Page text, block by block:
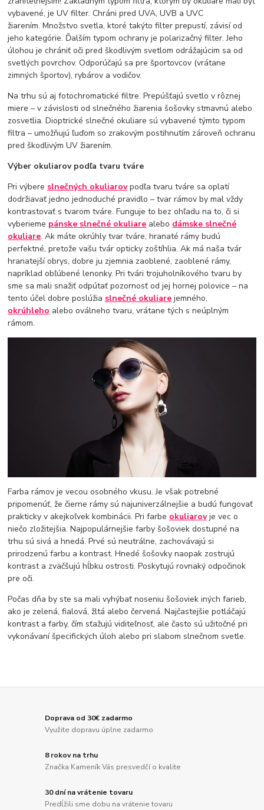
vybavené, je UV filter. Chráni pred UVA, UVB a UVC
žiarením. Množstvo svetla, ktoré takýto filter prepustí, závisí od
jeho kategórie. Ďalším typom ochrany je polarizačný filter. Jeho
úlohou je chrániť oči pred škodlivým svetlom odrážajúcim sa od
svetlých povrchov. Odporúčajú sa pre športovcov (vrátane
zimných športov), ​​rybárov a vodičov.
Na trhu sú aj fotochromatické filtre. Prepúšťajú svetlo v rôznej
miere – v závislosti od slnečného žiarenia šošovky stmavnú alebo
zosvetlia. Dioptrické slnečné okuliare sú vybavené týmto typom
filtra – umožňujú ľuďom so zrakovým postihnutím zároveň ochranu
pred škodlivým UV žiarením.
Výber okuliarov podľa tvaru tváre
Pri výbere slnečných okuliarovpodľa tvaru tváre sa oplatí
dodržiavať jedno jednoduché pravidlo – tvar rámov by mal vždy
kontrastovať s tvarom tváre. Funguje to bez ohľadu na to, či si
vyberieme pánske slnečné okuliare alebo dámske slnečné
okuliare. Ak máte okrúhly tvar tváre, hranaté rámy budú
perfektné, pretože vašu tvár opticky zoštíhlia. Ak má naša tvár
hranatejší obrys, dobre ju zjemnia zaoblené, zaoblené rámy,
napríklad obľúbené lenonky. Pri tvári trojuholníkového tvaru by
sme sa mali snažiť odpútať pozornosť od jej hornej polovice – na
tento účel dobre poslúžia slnečné okuliare jemného, ​​
okrúhleho alebo oválneho tvaru, vrátane tých s neúplným
rámom.
Farba rámov je vecou osobného vkusu. Je však potrebné
pripomenúť, že čierne rámy sú najuniverzálnejšie a budú fungovať
prakticky v akejkoľvek kombinácii. Pri farbe okuliarovje vec o
niečo zložitejšia. Najpopulárnejšie farby šošoviek dostupné na
trhu sú sivá a hnedá. Prvé sú neutrálne, zachovávajú si
prirodzenú farbu a kontrast. Hnedé šošovky naopak zostrujú
kontrast a zväčšujú hĺbku ostrosti. Poskytujú rovnaký odpočinok
pre oči.
Počas dňa by ste sa mali vyhýbať noseniu šošoviek iných farieb,
ako je zelená, fialová, žltá alebo červená. Najčastejšie potláčajú
kontrast a farby, čím sťažujú viditeľnosť, ale často sú užitočné pri
vykonávaní špecifických úloh alebo pri slabom slnečnom svetle.
Doprava od 30€ zadarmo
Využite dopravu úplne zadarmo
8 rokov na trhu
Značka Kameník Vás presvedčí o kvalite
30 dní na vrátenie tovaru
Predĺžili sme dobu na vrátenie tovaru